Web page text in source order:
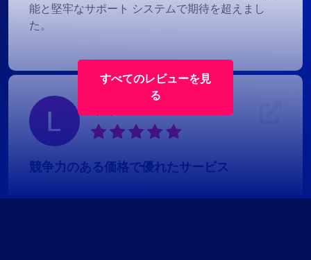
能と堅牢なサポート システムで期待を超えまし
た。
競争力のある価格で優れたサービス
私の見解では、Proxycompass.com は優れたサー
すべてのレビューを見
る